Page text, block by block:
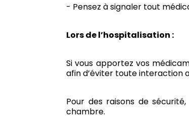
- Pensez à signaler tout
Lors de l’hospitalisation :
Si vous apportez vos
afin d’éviter toute interaction
Pour des raisons de
chambre.